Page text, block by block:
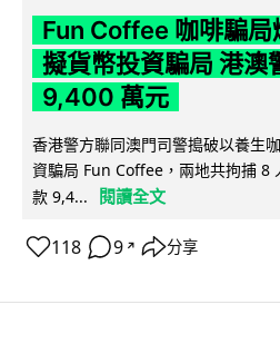
Fun Coffee 咖啡騙局
擬貨幣投資騙局 港澳
9,400 萬元
香港警方聯同澳門司警搗破以養生
資騙局 Fun Coffee，兩地共拘捕 8
款 9,4...
閱讀全文
118 9 ↗ 分享